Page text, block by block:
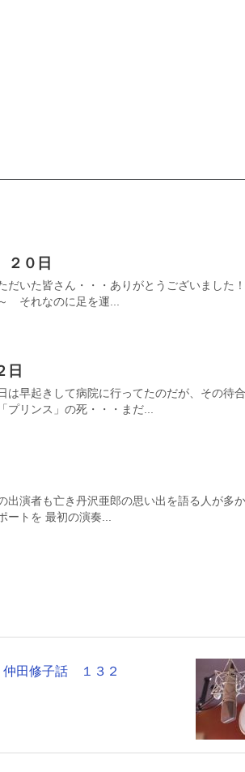
日
いた皆さん・・・ありがとうございました！
それなのに足を運...
は早起きして病院に行ってたのだが、その待
リンス」の死・・・まだ...
演者も亡き丹沢亜郎の思い出を語る人が多
トを 最初の演奏...
仲田修子話 １３２